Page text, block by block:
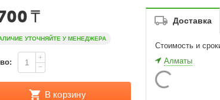
₸
УТОЧНЯЙТЕ У МЕНЕДЖЕРА
+
−
В корзину
Доставка
Стоимость и
Алматы